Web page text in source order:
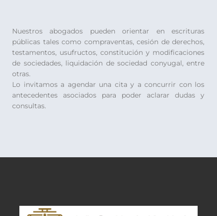
Nuestros abogados pueden orientar en escrituras
públicas tales como compraventas, cesión de derechos,
testamentos, usufructos, constitución y modificaciones
de sociedades, liquidación de sociedad conyugal, entre
otras.
Lo invitamos a agendar una cita y a concurrir con los
antecedentes asociados para poder aclarar dudas y
consultas.